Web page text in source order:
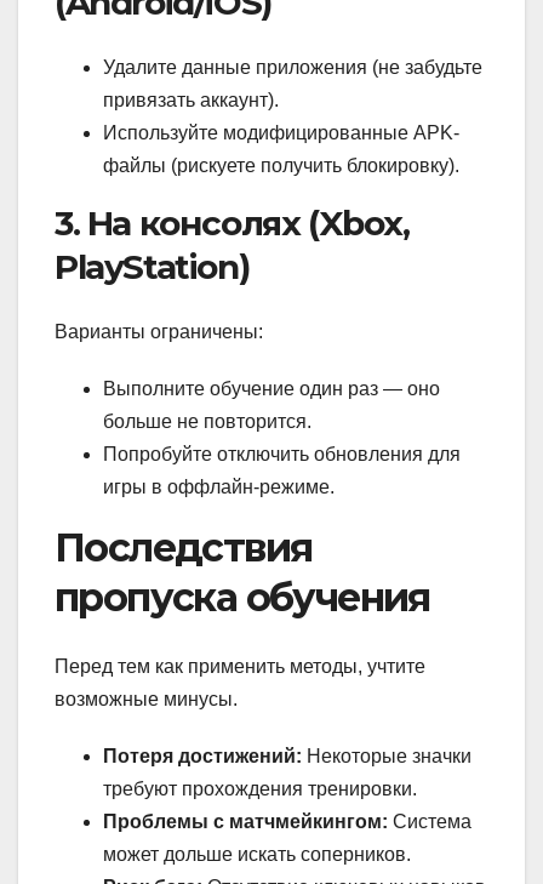
Удалите данные приложения (не забудьте
привязать аккаунт).
Используйте модифицированные APK-
файлы (рискуете получить блокировку).
3. На консолях (Xbox,
PlayStation)
Варианты ограничены:
Выполните обучение один раз — оно
больше не повторится.
Попробуйте отключить обновления для
игры в оффлайн-режиме.
Последствия
пропуска обучения
Перед тем как применить методы, учтите
возможные минусы.
Потеря достижений: Некоторые значки
требуют прохождения тренировки.
Проблемы с матчмейкингом: Система
может дольше искать соперников.